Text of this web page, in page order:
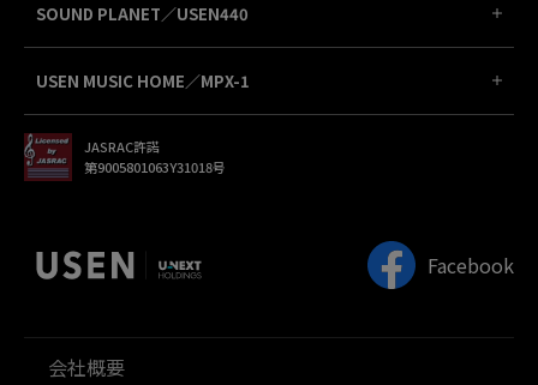
SOUND PLANET／USEN440
USEN MUSIC HOME／MPX-1
JASRAC許諾
第9005801063Y31018号
Facebook
会社概要